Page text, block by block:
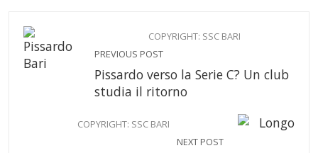
COPYRIGHT: SSC BARI
PREVIOUS POST
Pissardo verso la Serie C? Un club
studia il ritorno
COPYRIGHT: SSC BARI
NEXT POST